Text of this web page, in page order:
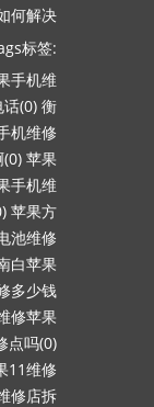
何解决
标签:
手机维
(0) 衡
机维修
苹果
手机维
苹果方
池维修
白苹果
多少钱
修苹果
点吗(0)
11维修
修店拆